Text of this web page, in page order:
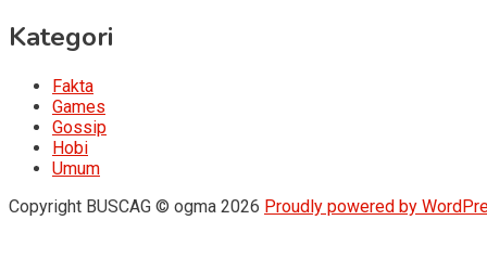
Kategori
Fakta
Games
Gossip
Hobi
Umum
Copyright BUSCAG © ogma 2026 Proudly powered by